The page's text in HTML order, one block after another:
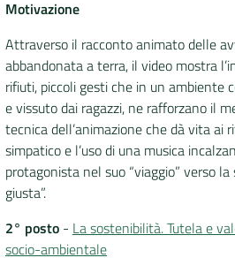
Motivazione
Attraverso il racconto animato delle
abbandonata a terra, il video mostra
rifiuti, piccoli gesti che in un ambiente
e vissuto dai ragazzi, ne rafforzano il
tecnica dell’animazione che dà vita ai
simpatico e l’uso di una musica
protagonista nel suo “viaggio” verso
giusta”.
2° posto - La sostenibilità. Tutela e
socio-ambientale